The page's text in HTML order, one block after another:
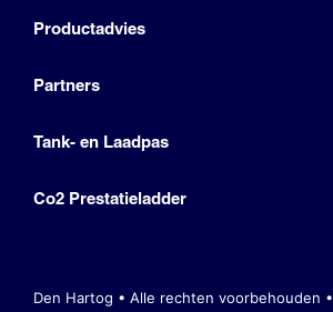
Productadvies
Partners
Tank- en Laadpas
Co2 Prestatieladder
Den Hartog • Alle rechten voorbehouden •